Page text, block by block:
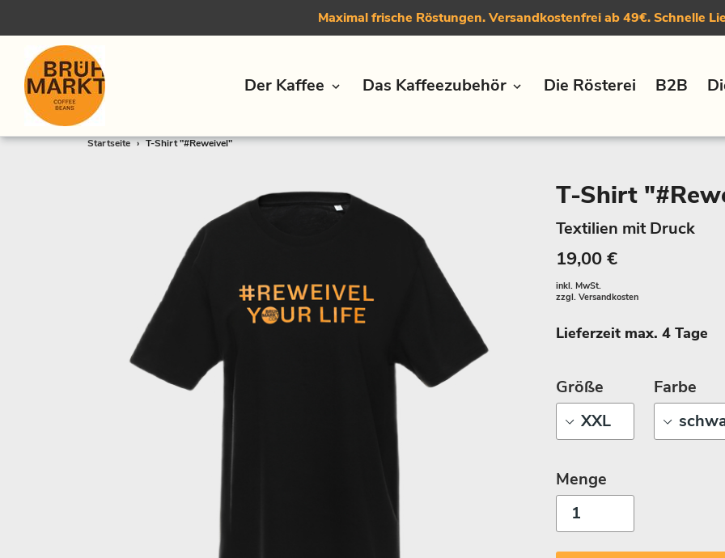
Direkt
Maximal frische Röstungen. Versandkostenfrei ab 49€. Schnelle
Der Kaffee Das Kaffeezubehör Die Rösterei B2B
Startseite › T-Shirt "#Reweivel"
T-Shirt
Textilien mit Druck
19,00 €
inkl. MwSt.
zzgl. Versandkosten
Lieferzeit max. 4 Tage
Größe Farbe
Menge